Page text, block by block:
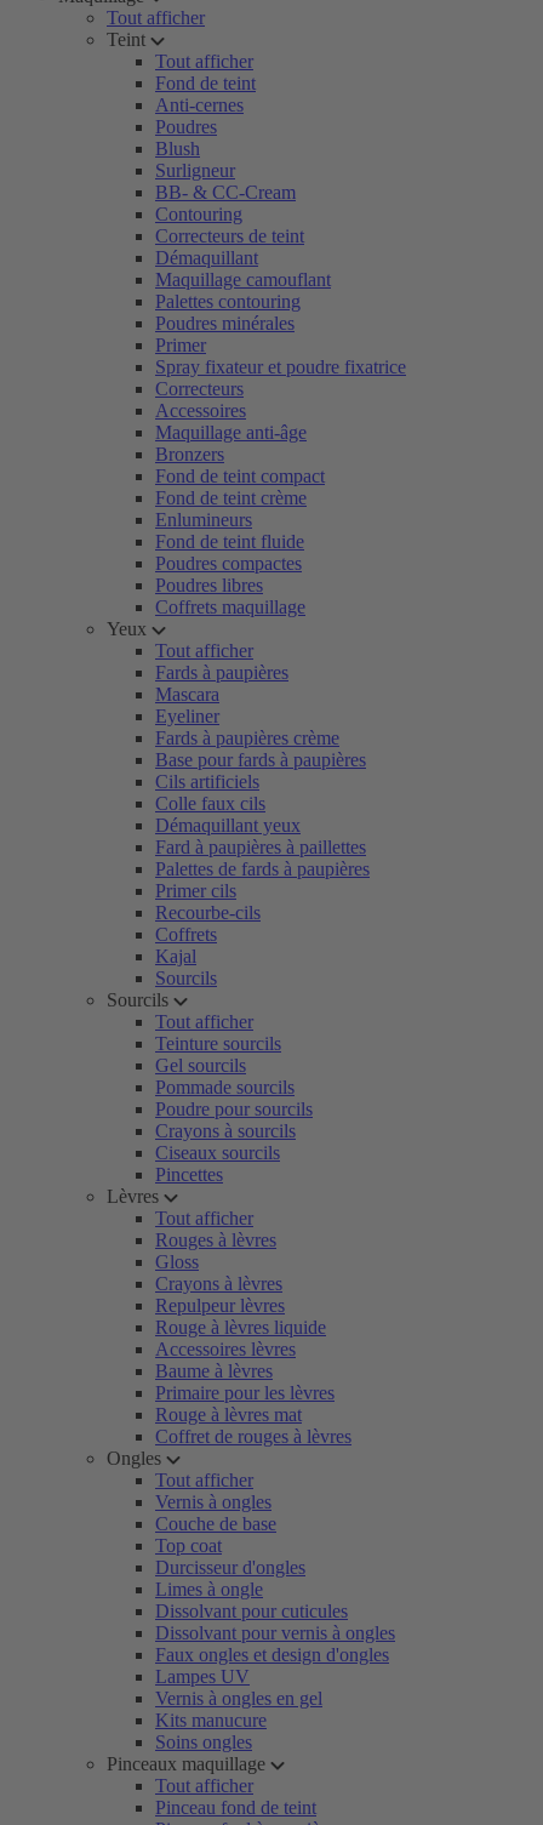
Tout afficher
Teint
Tout afficher
Fond de teint
Anti-cernes
Poudres
Blush
Surligneur
BB- & CC-Cream
Contouring
Correcteurs de teint
Démaquillant
Maquillage camouflant
Palettes contouring
Poudres minérales
Primer
Spray fixateur et poudre fixatrice
Correcteurs
Accessoires
Maquillage anti-âge
Bronzers
Fond de teint compact
Fond de teint crème
Enlumineurs
Fond de teint fluide
Poudres compactes
Poudres libres
Coffrets maquillage
Yeux
Tout afficher
Fards à paupières
Mascara
Eyeliner
Fards à paupières crème
Base pour fards à paupières
Cils artificiels
Colle faux cils
Démaquillant yeux
Fard à paupières à paillettes
Palettes de fards à paupières
Primer cils
Recourbe-cils
Coffrets
Kajal
Sourcils
Sourcils
Tout afficher
Teinture sourcils
Gel sourcils
Pommade sourcils
Poudre pour sourcils
Crayons à sourcils
Ciseaux sourcils
Pincettes
Lèvres
Tout afficher
Rouges à lèvres
Gloss
Crayons à lèvres
Repulpeur lèvres
Rouge à lèvres liquide
Accessoires lèvres
Baume à lèvres
Primaire pour les lèvres
Rouge à lèvres mat
Coffret de rouges à lèvres
Ongles
Tout afficher
Vernis à ongles
Couche de base
Top coat
Durcisseur d'ongles
Limes à ongle
Dissolvant pour cuticules
Dissolvant pour vernis à ongles
Faux ongles et design d'ongles
Lampes UV
Vernis à ongles en gel
Kits manucure
Soins ongles
Pinceaux maquillage
Tout afficher
Pinceau fond de teint